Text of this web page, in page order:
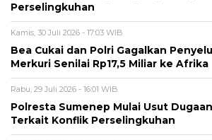
Perselingkuhan
Kamis, 30 Juli 2026 - 17:03 WIB
Bea Cukai dan Polri Gagalkan
Merkuri Senilai Rp17,5 Miliar ke Afrika
Rabu, 29 Juli 2026 - 16:01 WIB
Polresta Sumenep Mulai Usut
Terkait Konflik Perselingkuhan